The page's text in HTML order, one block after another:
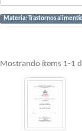
Materia: Trastornos
Mostrando ítems 1-1